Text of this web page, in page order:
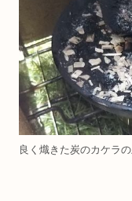
良く熾きた炭のカケラ